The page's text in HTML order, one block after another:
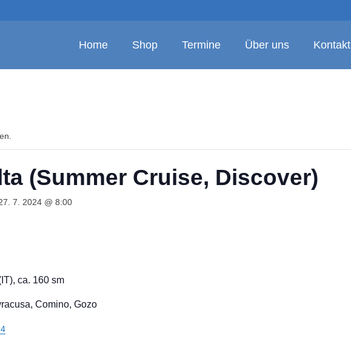
Home Shop Termine Über uns Kontakt
(Summer Cruise, Discover)
7. 2024 @ 8:00
ca. 160 sm
Comino, Gozo